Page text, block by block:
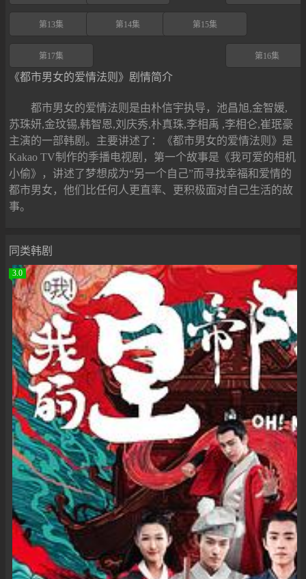
第13集 第14集 第15集
第16集
第17集
《都市男女的爱情法则》剧情简介
都市男女的爱情法则是由朴信宇执导，池昌旭,金智媛,
苏珠妍,金玟锡,韩智恩,刘庆秀,朴真珠,李相禹 ,李相仑,崔珉豪
主演的一部韩剧。主要讲述了：《都市男女的爱情法则》是
Kakao TV制作的季播电视剧，第一个故事是《我可爱的相机
小偷》，讲述了梦想成为“另一个自己”而寻找幸福和爱情的
都市男女，他们比任何人更直率、更积极面对自己生活的故
事。
同类韩剧
3.0